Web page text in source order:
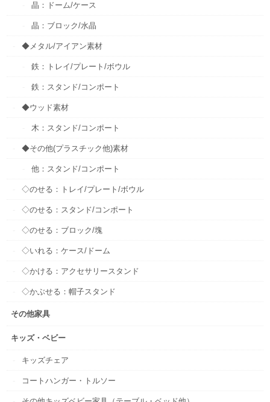
晶：ドーム/ケース
晶：ブロック/水晶
◆メタル/アイアン素材
鉄：トレイ/プレート/ボウル
鉄：スタンド/コンポート
◆ウッド素材
木：スタンド/コンポート
◆その他(プラスチック他)素材
他：スタンド/コンポート
◇のせる：トレイ/プレート/ボウル
◇のせる：スタンド/コンポート
◇のせる：ブロック/塊
◇いれる：ケース/ドーム
◇かける：アクセサリースタンド
◇かぶせる：帽子スタンド
その他家具
キッズ・ベビー
キッズチェア
コートハンガー・トルソー